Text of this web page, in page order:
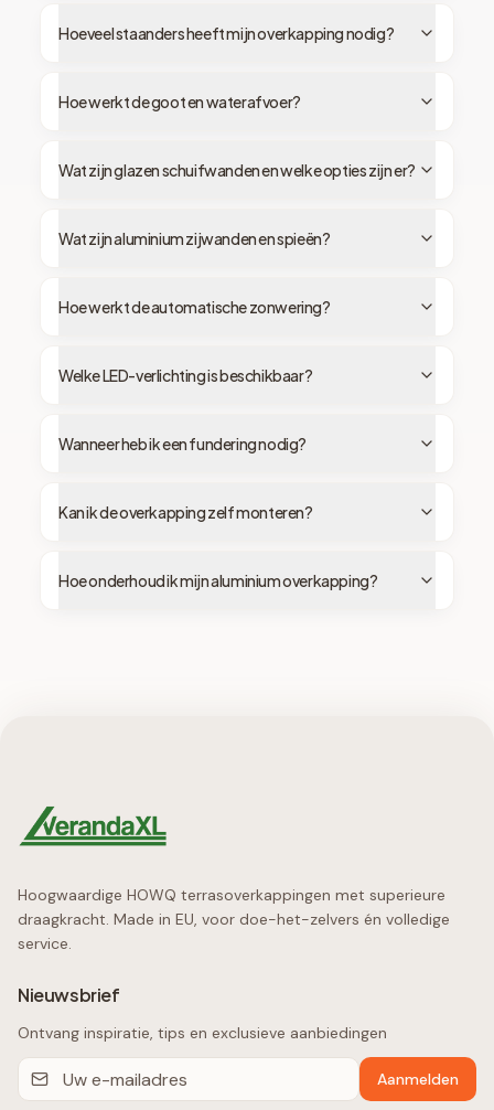
Hoeveel staanders heeft mijn overkapping nodig?
Hoe werkt de goot en waterafvoer?
Wat zijn glazen schuifwanden en welke opties zijn er?
Wat zijn aluminium zijwanden en spieën?
Hoe werkt de automatische zonwering?
Welke LED-verlichting is beschikbaar?
Wanneer heb ik een fundering nodig?
Kan ik de overkapping zelf monteren?
Hoe onderhoud ik mijn aluminium overkapping?
Hoogwaardige HOWQ terrasoverkappingen met superieure
draagkracht. Made in EU, voor doe-het-zelvers én volledige
service.
Nieuwsbrief
Ontvang inspiratie, tips en exclusieve aanbiedingen
Aanmelden